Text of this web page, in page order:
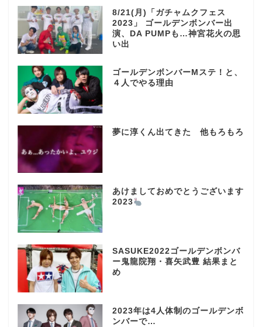
8/21(月)「ガチャムクフェス
2023」 ゴールデンボンバー出
演、DA PUMPも…神宮花火の思
い出
ゴールデンボンバーMステ！と、
４人でやる理由
夢に淳くん出てきた 他もろもろ
あけましておめでとうございます
2023
SASUKE2022ゴールデンボンバ
ー鬼龍院翔・喜矢武豊 結果まと
め
2023年は4人体制のゴールデンボ
ンバーで…